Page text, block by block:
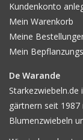
Kundenkonto
Mein Warenkorb
Meine
Mein
De Warande
gärtnern seit
Blumenzwiebeln